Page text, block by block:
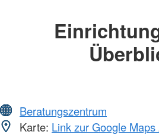
Beratungszentrum
Karte: Link zur Google